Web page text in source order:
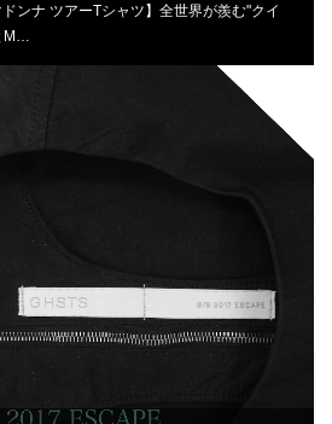
ドンナ ツアーTシャツ】全世界が羨む"クイ
M…